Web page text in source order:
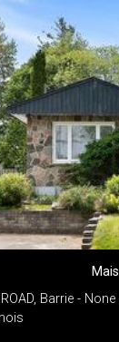
Barrie - None